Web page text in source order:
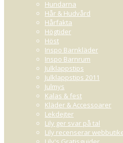
Hundarna
Hår & Hudvård
Hårfakta
Högtider
Höst
Inspo Barnkläder
Inspo Barnrum
Julklappstips
Julklappstips 2011
Julmys
Kalas & fest
Kläder & Accessoarer
Lekdejter
Lily ger svar på tal
Lily recenserar